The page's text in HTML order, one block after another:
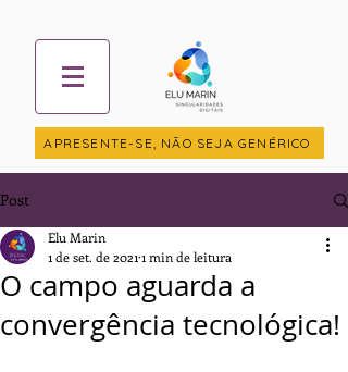
APRESENTE-SE, NÃO SEJA GENÉRICO
Post
O campo aguarda a
convergência tecnológica!
Elu Marin
1 de set. de 2021 1 min de leitura